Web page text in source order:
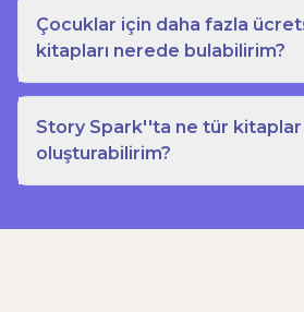
Çocuklar için daha fazla
kitapları nerede bulabilirim?
Story Spark''ta ne tür kitaplar
oluşturabilirim?